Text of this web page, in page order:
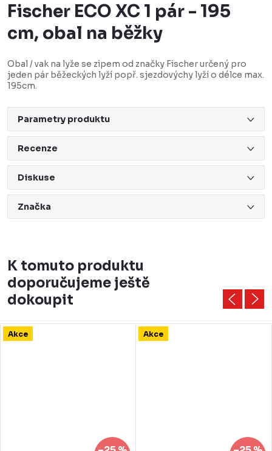
Fischer ECO XC 1 pár - 195
cm, obal na běžky
Obal / vak na lyže se zipem od značky Fischer určený pro
jeden pár běžeckých lyží popř. sjezdovýchy lyží o délce max.
195cm.
Parametry produktu
Recenze
Diskuse
Značka
K tomuto produktu
doporučujeme ještě
dokoupit
Akce Akce